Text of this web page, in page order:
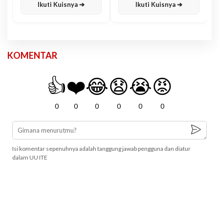
Ikuti Kuisnya ➔ Ikuti Kuisnya ➔
KOMENTAR
👍
0
❤️
0
😂
0
😧
0
😭
0
😡
0
Isi komentar sepenuhnya adalah tanggung jawab pengguna dan diatur
dalam UU ITE